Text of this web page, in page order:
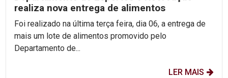
realiza nova entrega de alimentos
Foi realizado na última terça feira, dia 06, a entrega de
mais um lote de alimentos promovido pelo
Departamento de...
LER MAIS